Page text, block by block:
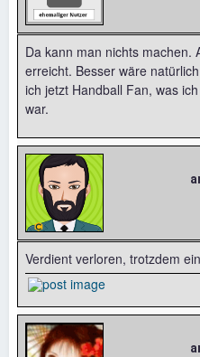
Da kann man nichts machen.
erreicht. Besser wäre
ich jetzt Handball Fan, was
war.
Verdient verloren, trotzdem